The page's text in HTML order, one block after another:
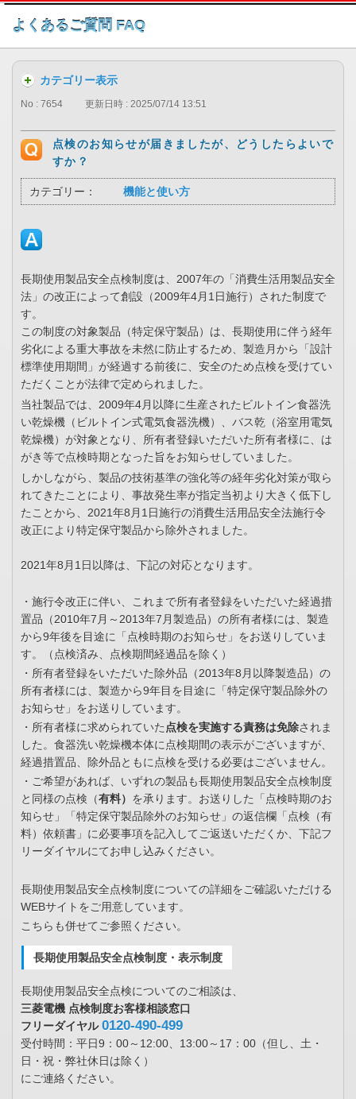
このページの本文へ
よくあるご質問 FAQ
カテゴリー表示
No : 7654 更新日時 : 2025/07/14 13:51
点検のお知らせが届きましたが、どうしたらよいで
すか？
カテゴリー： 機能と使い方
長期使用製品安全点検制度は、2007年の「消費生活用製品安全
法」の改正によって創設（2009年4月1日施行）された制度で
す。
この制度の対象製品（特定保守製品）は、長期使用に伴う経年
劣化による重大事故を未然に防止するため、製造月から「設計
標準使用期間」が経過する前後に、安全のため点検を受けてい
ただくことが法律で定められました。
当社製品では、2009年4月以降に生産されたビルトイン食器洗
い乾燥機（ビルトイン式電気食器洗機）、バス乾（浴室用電気
乾燥機）が対象となり、所有者登録いただいた所有者様に、は
がき等で点検時期となった旨をお知らせしていました。
しかしながら、製品の技術基準の強化等の経年劣化対策が取ら
れてきたことにより、事故発生率が指定当初より大きく低下し
たことから、2021年8月1日施行の消費生活用品安全法施行令
改正により特定保守製品から除外されました。
2021年8月1日以降は、下記の対応となります。
・施行令改正に伴い、これまで所有者登録をいただいた経過措
置品（2010年7月～2013年7月製造品）の所有者様には、製造
から9年後を目途に「点検時期のお知らせ」をお送りしていま
す。（点検済み、点検期間経過品を除く）
・所有者登録をいただいた除外品（2013年8月以降製造品）の
所有者様には、製造から9年目を目途に「特定保守製品除外の
お知らせ」をお送りしています。
・所有者様に求められていた点検を実施する責務は免除されま
した。食器洗い乾燥機本体に点検期間の表示がございますが、
経過措置品、除外品ともに点検を受ける必要はございません。
・ご希望があれば、いずれの製品も長期使用製品安全点検制度
と同様の点検（有料） を承ります。お送りした「点検時期のお
知らせ」「特定保守製品除外のお知らせ」の返信欄「点検（有
料）依頼書」に必要事項を記入してご返送いただくか、下記フ
リーダイヤルにてお申し込みください。
長期使用製品安全点検制度についての詳細をご確認いただける
WEBサイトをご用意しています。
こちらも併せてご参照ください。
長期使用製品安全点検制度・表示制度
長期使用製品安全点検についてのご相談は、
三菱電機 点検制度お客様相談窓口
フリーダイヤル0120-490-499
受付時間：平日9：00～12:00、13:00～17：00（但し、土・
日・祝・弊社休日は除く）
にご連絡ください。